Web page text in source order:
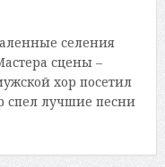
селения
сцены –
хор посетил
спел лучшие песни